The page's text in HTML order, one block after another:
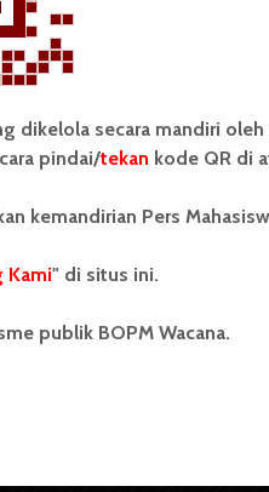
Media Siber
dikelola secara mandiri oleh
pindai/tekan kode QR di
kemandirian Pers
Kami" di situs ini.
publik BOPM Wacana.